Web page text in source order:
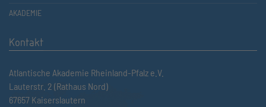
AKADEMIE
Kontakt
Atlantische Akademie Rheinland-Pfalz e.V.
Lauterstr. 2 (Rathaus Nord)
67657 Kaiserslautern